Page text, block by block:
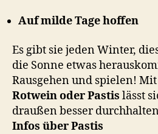
Auf milde Tage hoffen
Es gibt sie jeden Winter,
die Sonne etwas
Rausgehen und spielen!
Rotwein oder Pastis lässt
draußen besser
Infos über Pastis